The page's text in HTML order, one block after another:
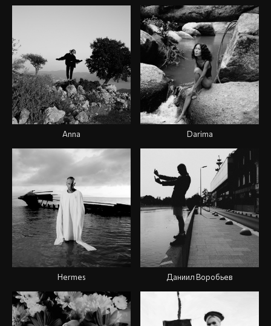
Anna Darima
Hermes Даниил Воробьев